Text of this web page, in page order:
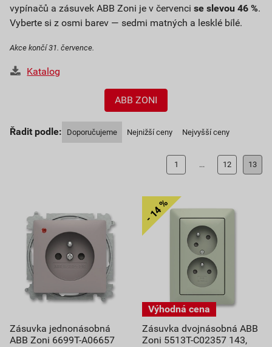
vypínačů a zásuvek ABB Zoni je v červenci se slevou 46 %.
Vyberte si z osmi barev — sedmi matných a lesklé bílé.
Akce končí 31. července.
Katalog
ABB ZONI
Řadit podle: Doporučujeme Nejnižší ceny Nejvyšší ceny
1 ... 12 13
Zásuvka jednonásobná
ABB Zoni 6699T-A06657
Zásuvka dvojnásobná ABB
Zoni 5513T-C02357 143,